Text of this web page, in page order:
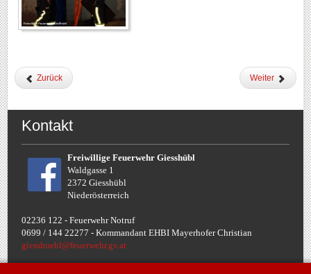
Zurück Weiter
Kontakt
Freiwillige Feuerwehr Giesshübl
Waldgasse 1
2372 Giesshübl
Niederösterreich
02236 122 - Feuerwehr Notruf
0699 / 144 22277 - Kommandant EHBI Mayerhofer Christian
giesshuebl@feuerwehr.gv.at